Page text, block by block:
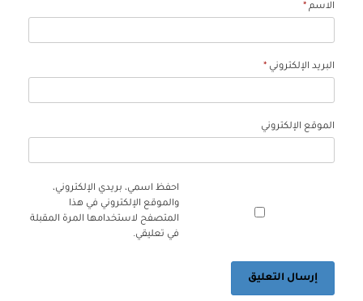
الاسم *
البريد الإلكتروني *
الموقع الإلكتروني
احفظ اسمي، بريدي الإلكتروني،
والموقع الإلكتروني في هذا
المتصفح لاستخدامها المرة المقبلة
في تعليقي.